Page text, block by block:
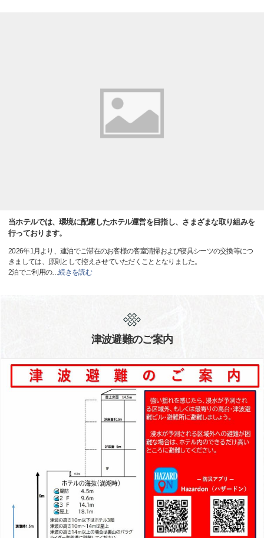
当ホテルでは、環境に配慮したホテル運営を目指し、さまざまな取り組みを
行っております。
2026年1月より、連泊でご滞在のお客様の客室清掃および寝具シーツの交換等につ
きましては、原則として控えさせていただくこととなりました。
2泊でご利用の…続きを読む
津波避難のご案内